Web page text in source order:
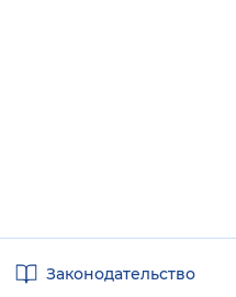
ссылкиЗаконодательство